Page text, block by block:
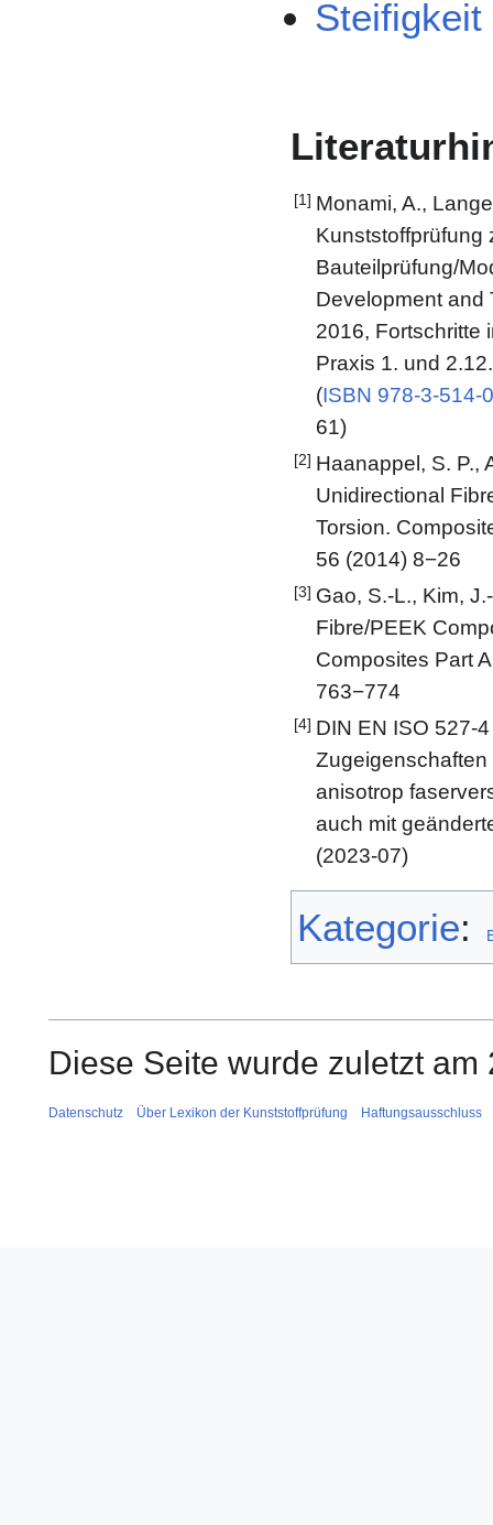
Steifigkeit
[1] Monami, A.,
Kunststoffprüfung
Bauteilprüfung/
Development and
2016, Fortschritte
Praxis 1. und
(ISBN 978-3-514-
61)
[2] Haanappel, S. P.,
Unidirectional
Torsion.
56 (2014) 8−26
[3] Gao, S.-L., Kim,
Fibre/PEEK
Composites Part
763−774
[4] DIN EN ISO 527-
Zugeigenschaften
anisotrop
auch mit
(2023-07)
Kategorie:
Diese Seite wurde zuletzt
Datenschutz Über Lexikon der Kunststoffprüfung Haftungsausschluss